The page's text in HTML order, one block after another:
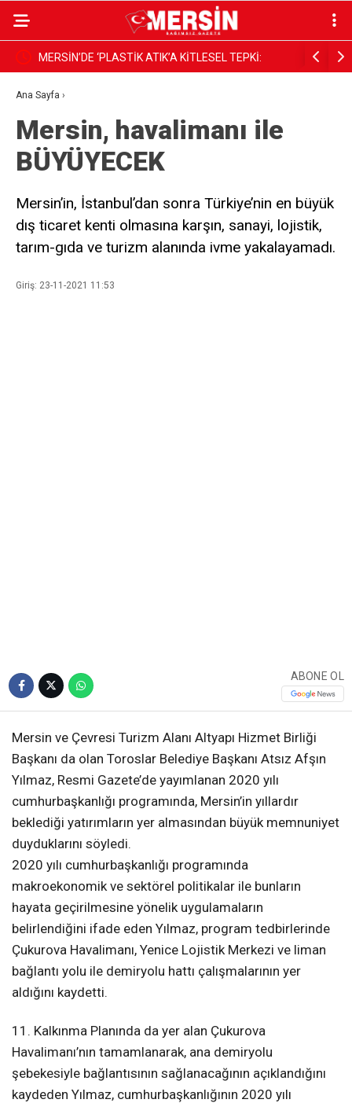
MERSİN’DE ‘PLASTİK ATIK’A KİTLESEL TEPKİ:
SAHİLE YÜRÜYÜŞ ÇAĞRISI
Mekke
Ana Sayfa ›
Mersin, havalimanı ile
BÜYÜYECEK
Mersin’in, İstanbul’dan sonra Türkiye’nin en büyük
dış ticaret kenti olmasına karşın, sanayi, lojistik,
tarım-gıda ve turizm alanında ivme yakalayamadı.
Giriş: 23-11-2021 11:53
ABONE OL
Mersin ve Çevresi Turizm Alanı Altyapı Hizmet Birliği
Başkanı da olan Toroslar Belediye Başkanı Atsız Afşın
Yılmaz, Resmi Gazete’de yayımlanan 2020 yılı
cumhurbaşkanlığı programında, Mersin’in yıllardır
beklediği yatırımların yer almasından büyük memnuniyet
duyduklarını söyledi.
2020 yılı cumhurbaşkanlığı programında
makroekonomik ve sektörel politikalar ile bunların
hayata geçirilmesine yönelik uygulamaların
belirlendiğini ifade eden Yılmaz, program tedbirlerinde
Çukurova Havalimanı, Yenice Lojistik Merkezi ve liman
bağlantı yolu ile demiryolu hattı çalışmalarının yer
aldığını kaydetti.
11. Kalkınma Planında da yer alan Çukurova
Havalimanı’nın tamamlanarak, ana demiryolu
şebekesiyle bağlantısının sağlanacağının açıklandığını
kaydeden Yılmaz, cumhurbaşkanlığının 2020 yılı